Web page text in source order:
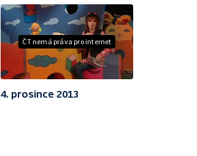
ČT nemá práva pro internet
4. prosince 2013